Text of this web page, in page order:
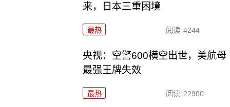
来，日本三重困境
最热 阅读 4244
央视：空警600横空出世，美航母
最强王牌失效
最热 阅读 22900